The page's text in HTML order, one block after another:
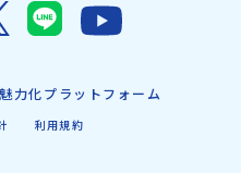
力化プラットフォーム
利用規約